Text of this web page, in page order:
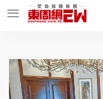
明星名人